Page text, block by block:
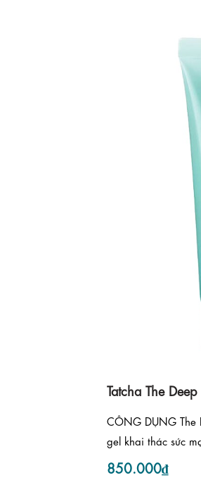
Tatcha The
CÔNG DỤNG The
gel khai thác sức
850.000₫